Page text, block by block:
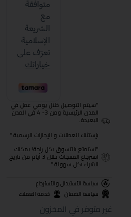
"سيتم التوصيل خلال يومي عمل في
المدن الرئيسية ومن 3- 4 في المدن
البعيدة.
بإستثناء العطلات و الإجازات الرسمية."
"استمتع بالتسوق بكل راحة! يمكنك
استرجاع المنتجات خلال 3 أيام من تاريخ
الشراء بكل سهولة."
سياسة الأستبدال والأسترجاع
سياسة الضمان
خدمة العملاء
غير متوفر في المخزون